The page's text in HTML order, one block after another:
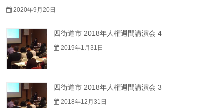
2020年9月20日
四街道市 2018年人権週間講演会 4
2019年1月31日
四街道市 2018年人権週間講演会 3
2018年12月31日